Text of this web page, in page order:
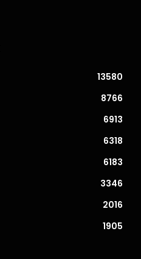
13580
8766
6913
6318
6183
3346
2016
1905